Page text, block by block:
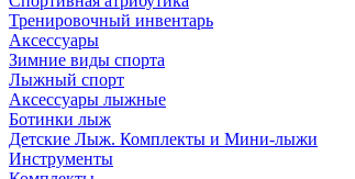
Тренировочный инвентарь
Аксессуары
Зимние виды спорта
Лыжный спорт
Аксессуары лыжные
Ботинки лыж
Детские Лыж. Комплекты и Мини-лыжи
Инструменты